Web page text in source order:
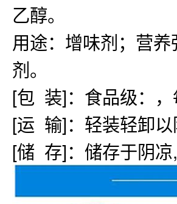
乙醇。
用途：增味剂；营
剂。
[包 装]：食品级：
[运 输]：轻装轻卸
[储 存]：储存于阴